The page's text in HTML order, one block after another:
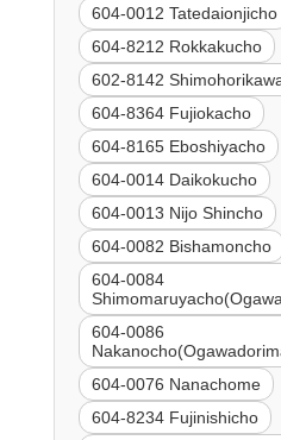
604-0012 Tatedaionjicho
604-8212 Rokkakucho
602-8142
604-8364 Fujiokacho
604-8165 Eboshiyacho
604-0014 Daikokucho
604-0013 Nijo Shincho
604-0082 Bishamoncho
604-0084
604-0086
604-0076 Nanachome
604-8234 Fujinishicho